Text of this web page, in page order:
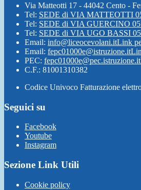
Via Matteotti 17 - 44042 Cento -
Tel: SEDE di VIA MATTEOTTI
Tel: SEDE di VIA GUERCINO
Tel: SEDE di VIA UGO BASSI
Email: info@liceocevolani.itLink
Email: fepc01000e@istruzione.it
PEC: fepc01000e@pec.istruzione.it
C.F.: 81001310382
Codice Univoco Fatturazione
Seguici su
Facebook
Youtube
Instagram
Sezione Link Utili
Cookie policy